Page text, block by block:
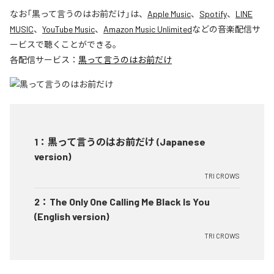
なお「黒って言うのはお前だけ」は、 Apple Music、 Spotify、 LINE
MUSIC、 YouTube Music、 Amazon Music Unlimitedなどの音楽配信サ
ービスで聴くことができる。
各配信サービス： 黒って言うのはお前だけ
1 ： 黒って言うのはお前だけ (Japanese
version)
TRI CROWS
2 ： The Only One Calling Me Black Is You
(English version)
TRI CROWS